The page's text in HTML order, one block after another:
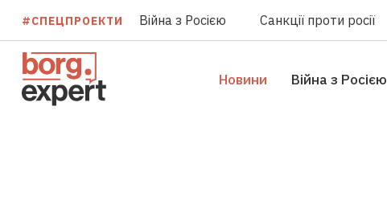
#СПЕЦПРОЕКТИ Війна з Росією Санкції проти росії
Новини Війна з Росією